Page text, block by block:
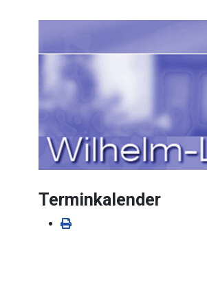
Terminkalender